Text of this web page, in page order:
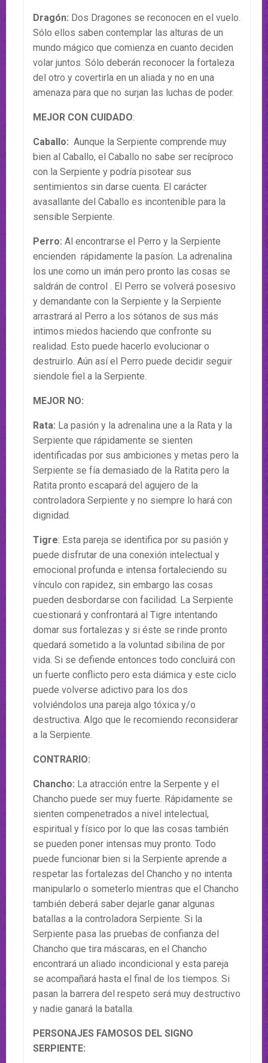
Dragón: Dos Dragones se reconocen en el vuelo.
Sólo ellos saben contemplar las alturas de un
mundo mágico que comienza en cuanto deciden
volar juntos. Sólo deberán reconocer la fortaleza
del otro y covertirla en un aliada y no en una
amenaza para que no surjan las luchas de poder.
MEJOR CON CUIDADO:
Caballo: Aunque la Serpiente comprende muy
bien al Caballo, el Caballo no sabe ser recíproco
con la Serpiente y podría pisotear sus
sentimientos sin darse cuenta. El carácter
avasallante del Caballo es incontenible para la
sensible Serpiente.
Perro: Al encontrarse el Perro y la Serpiente
encienden rápidamente la pasíon. La adrenalina
los une como un imán pero pronto las cosas se
saldrán de control . El Perro se volverá posesivo
y demandante con la Serpiente y la Serpiente
arrastrará al Perro a los sótanos de sus más
intimos miedos haciendo que confronte su
realidad. Esto puede hacerlo evolucionar o
destruirlo. Aún así el Perro puede decidir seguir
siendole fiel a la Serpiente.
MEJOR NO:
Rata: La pasión y la adrenalina une a la Rata y la
Serpiente que rápidamente se sienten
identificadas por sus ambiciones y metas pero la
Serpiente se fía demasiado de la Ratita pero la
Ratita pronto escapará del agujero de la
controladora Serpiente y no siempre lo hará con
dignidad.
Tigre: Esta pareja se identifica por su pasión y
puede disfrutar de una conexión intelectual y
emocional profunda e intensa fortaleciendo su
vínculo con rapidez, sin embargo las cosas
pueden desbordarse con facilidad. La Serpiente
cuestionará y confrontará al Tigre intentando
domar sus fortalezas y si éste se rinde pronto
quedará sometido a la voluntad sibilina de por
vida. Si se defiende entonces todo concluirá con
un fuerte conflicto pero esta diámica y este ciclo
puede volverse adictivo para los dos
volviéndolos una pareja algo tóxica y/o
destructiva. Algo que le recomiendo reconsiderar
a la Serpiente.
CONTRARIO:
Chancho: La atracción entre la Serpente y el
Chancho puede ser muy fuerte. Rápidamente se
sienten compenetrados a nivel intelectual,
espiritual y físico por lo que las cosas también
se pueden poner intensas muy pronto. Todo
puede funcionar bien si la Serpiente aprende a
respetar las fortalezas del Chancho y no intenta
manipularlo o someterlo mientras que el Chancho
también deberá saber dejarle ganar algunas
batallas a la controladora Serpiente. Si la
Serpiente pasa las pruebas de confianza del
Chancho que tira máscaras, en el Chancho
encontrará un aliado incondicional y esta pareja
se acompañará hasta el final de los tiempos. Si
pasan la barrera del respeto será muy destructivo
y nadie ganará la batalla.
PERSONAJES FAMOSOS DEL SIGNO
SERPIENTE: